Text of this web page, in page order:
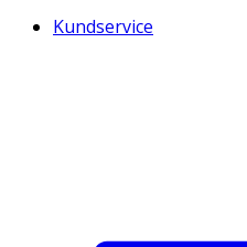
Kundservice